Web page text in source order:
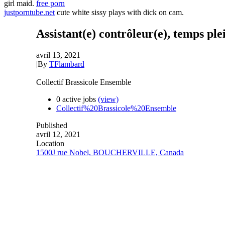
girl maid. free porn
justporntube.net cute white sissy plays with dick on cam.
Assistant(e) contrôleur(e), temps
avril 13, 2021
|By TFlambard
Collectif Brassicole Ensemble
0 active jobs (view)
Collectif%20Brassicole%20Ensemble
Published
avril 12, 2021
Location
1500J rue Nobel, BOUCHERVILLE, Canada